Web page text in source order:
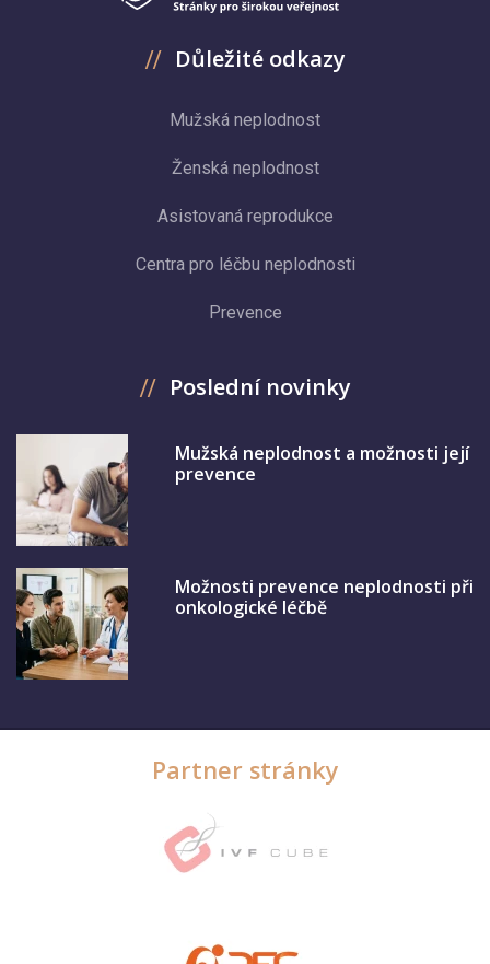
Důležité odkazy
Mužská neplodnost
Ženská neplodnost
Asistovaná reprodukce
Centra pro léčbu neplodnosti
Prevence
Poslední novinky
Mužská neplodnost a možnosti její
prevence
Možnosti prevence neplodnosti při
onkologické léčbě
Partner stránky